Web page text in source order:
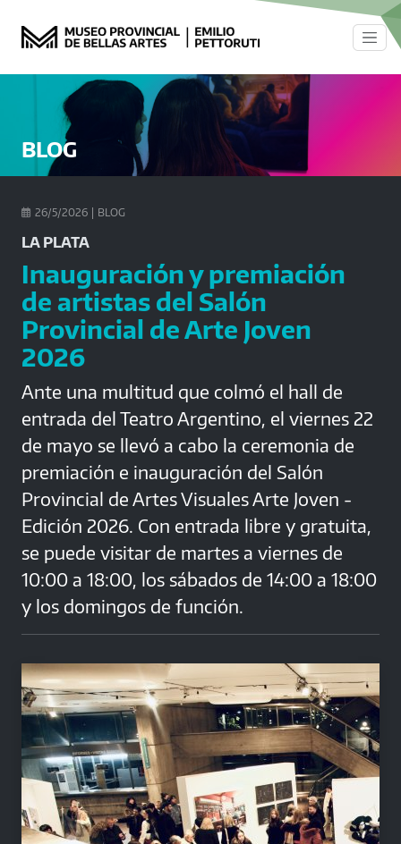
BLOG
 26/5/2026 | BLOG
LA PLATA
Inauguración y premiación
de artistas del Salón
Provincial de Arte Joven
2026
Ante una multitud que colmó el hall de
entrada del Teatro Argentino, el viernes 22
de mayo se llevó a cabo la ceremonia de
premiación e inauguración del Salón
Provincial de Artes Visuales Arte Joven -
Edición 2026. Con entrada libre y gratuita,
se puede visitar de martes a viernes de
10:00 a 18:00, los sábados de 14:00 a 18:00
y los domingos de función.